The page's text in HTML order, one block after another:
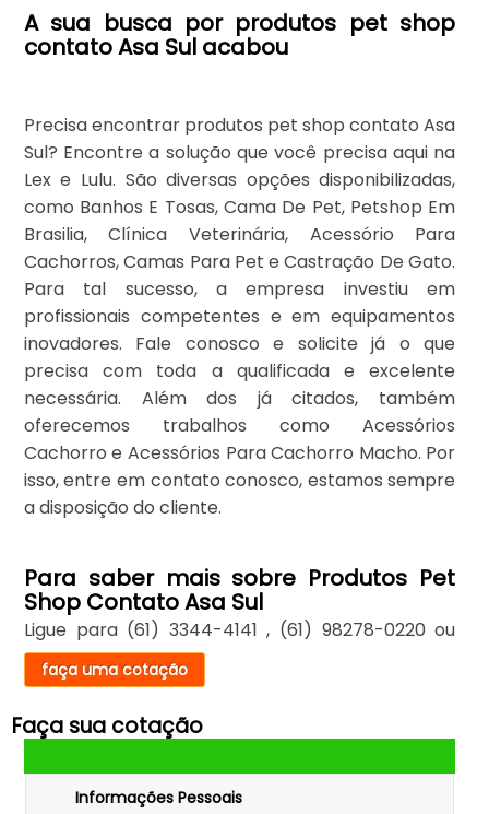
A sua busca por produtos pet shop
contato Asa Sul acabou
Precisa encontrar produtos pet shop contato Asa
Sul? Encontre a solução que você precisa aqui na
Lex e Lulu. São diversas opções disponibilizadas,
como Banhos E Tosas, Cama De Pet, Petshop Em
Brasilia, Clínica Veterinária, Acessório Para
Cachorros, Camas Para Pet e Castração De Gato.
Para tal sucesso, a empresa investiu em
profissionais competentes e em equipamentos
inovadores. Fale conosco e solicite já o que
precisa com toda a qualificada e excelente
necessária. Além dos já citados, também
oferecemos trabalhos como Acessórios
Cachorro e Acessórios Para Cachorro Macho. Por
isso, entre em contato conosco, estamos sempre
a disposição do cliente.
Para saber mais sobre Produtos Pet
Shop Contato Asa Sul
Ligue para (61) 3344-4141 , (61) 98278-0220 ou
faça uma cotação
Faça sua cotação
Informações Pessoais